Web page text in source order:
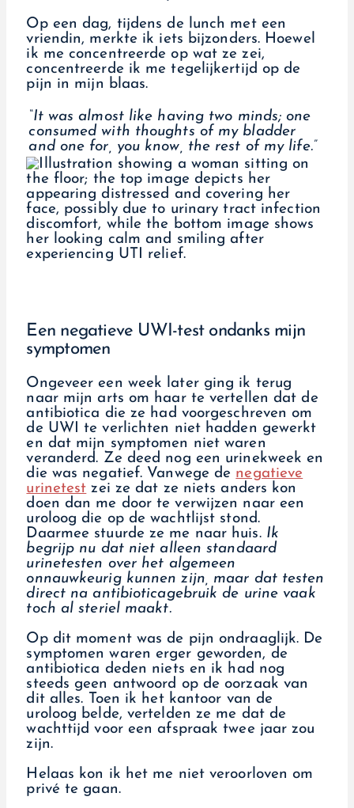
Op een dag, tijdens de lunch met een
vriendin, merkte ik iets bijzonders. Hoewel
ik me concentreerde op wat ze zei,
concentreerde ik me tegelijkertijd op de
pijn in mijn blaas.
“It was almost like having two minds; one
consumed with thoughts of my bladder
and one for, you know, the rest of my life.”
Een negatieve UWI-test ondanks mijn
symptomen
Ongeveer een week later ging ik terug
naar mijn arts om haar te vertellen dat de
antibiotica die ze had voorgeschreven om
de UWI te verlichten niet hadden gewerkt
en dat mijn symptomen niet waren
veranderd. Ze deed nog een urinekweek en
die was negatief. Vanwege de negatieve
urinetest zei ze dat ze niets anders kon
doen dan me door te verwijzen naar een
uroloog die op de wachtlijst stond.
Daarmee stuurde ze me naar huis. Ik
begrijp nu dat niet alleen standaard
urinetesten over het algemeen
onnauwkeurig kunnen zijn, maar dat testen
direct na antibioticagebruik de urine vaak
toch al steriel maakt.
Op dit moment was de pijn ondraaglijk. De
symptomen waren erger geworden, de
antibiotica deden niets en ik had nog
steeds geen antwoord op de oorzaak van
dit alles. Toen ik het kantoor van de
uroloog belde, vertelden ze me dat de
wachttijd voor een afspraak twee jaar zou
zijn.
Helaas kon ik het me niet veroorloven om
privé te gaan.